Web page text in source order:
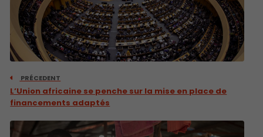
PRÉCEDENT
L’Union africaine se penche sur la mise en place de
financements adaptés